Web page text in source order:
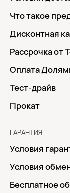
Что такое
Дисконтная
Рассрочка от
Оплата
Тест-драйв
Прокат
ГАРАНТИЯ
Условия
Условия
Бесплатное